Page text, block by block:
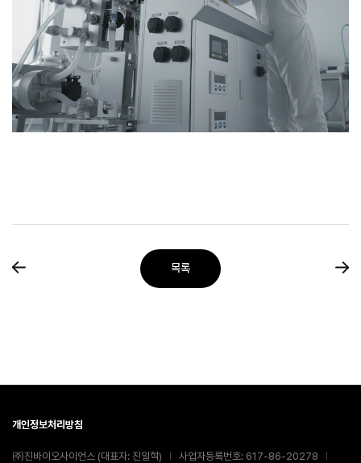
목록
개인정보처리방침
㈜진바이오사이언스 (대표자: 진일혁)
사업자등록번호: 617-86-20278